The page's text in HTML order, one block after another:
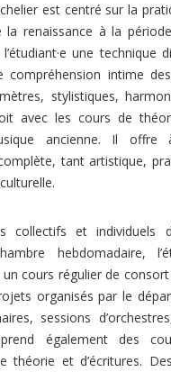
est centré sur la
renaissance à la
une technique
compréhension intime
stylistiques,
avec les cours de
ancienne. Il offre à
tant artistique,
collectifs et individuels
hebdomadaire,
cours régulier de consort
organisés par le
sessions
également des
théorie et d’écritures.